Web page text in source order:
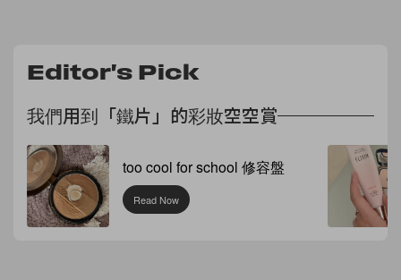
Editor's Pick
我們用到「鐵片」的彩妝空空賞
too cool for school 修容盤
Read Now